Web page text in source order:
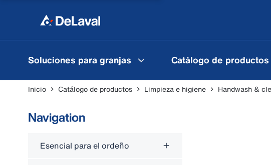
Soluciones para granjas Catálogo de productos
Inicio Catálogo de productos Limpieza e higiene Handwash &
Navigation
Esencial para el ordeño